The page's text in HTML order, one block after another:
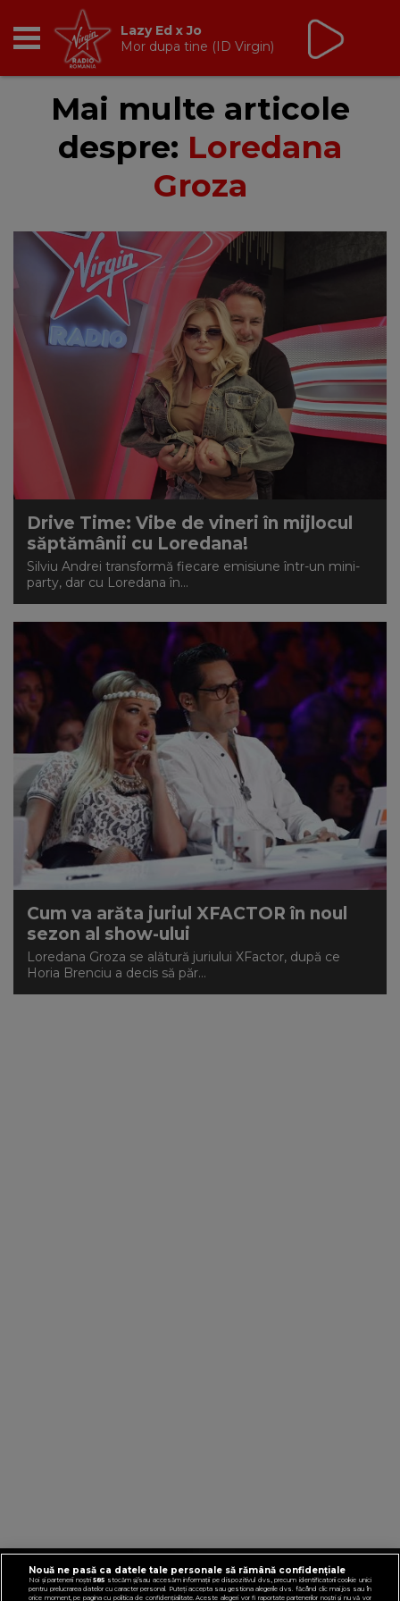
RADIO
BREAKFAST
CÂȘTIGĂ
HOT 30
DANCEFLOOR CHART
RADIO ACADEMY
NEWS
CONTUL MEU
Lazy Ed x Jo
Mor dupa tine (ID Virgin)
Mai multe articole
despre: Loredana
Groza
Drive Time: Vibe de vineri în mijlocul
săptămânii cu Loredana!
Silviu Andrei transformă fiecare emisiune într-un mini-
party, dar cu Loredana în...
Cum va arăta juriul XFACTOR în noul
sezon al show-ului
Loredana Groza se alătură juriului XFactor, după ce
Horia Brenciu a decis să păr...
VIRGINRADIO.COM
Nouă ne pasă ca datele tale personale să rămână confidențiale
Noi și partenerii noștri585 stocăm și/sau accesăm informații pe dispozitivul dvs., precum identificatorii cookie unici
pentru prelucrarea datelor cu caracter personal. Puteți accepta sau gestiona alegerile dvs. făcând clic mai jos sau în
orice moment, pe pagina cu politica de confidențialitate. Aceste alegeri vor fi raportate partenerilor noștri și nu vă vor